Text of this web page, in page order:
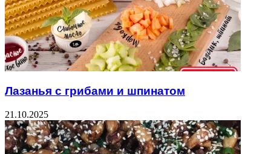
Лазанья с грибами и шпинатом
21.10.2025